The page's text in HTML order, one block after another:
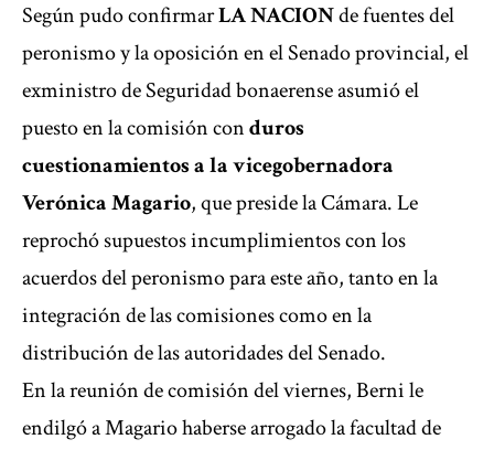
Según pudo confirmarLA NACIONde fuentes del
peronismo y la oposición en el Senado provincial, el
exministro de Seguridad bonaerense asumió el
puesto en la comisión conduros
cuestionamientos a la vicegobernadora
Verónica Magario, que preside la Cámara. Le
reprochó supuestos incumplimientos con los
acuerdos del peronismo para este año, tanto en la
integración de las comisiones como en la
distribución de las autoridades del Senado.
En la reunión de comisión del viernes, Berni le
endilgó a Magario haberse arrogado la facultad de